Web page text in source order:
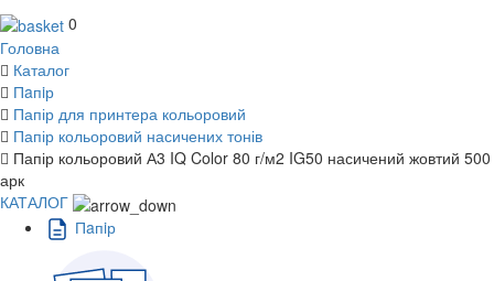
0
Головна
Каталог
Пaпiр
Папір для принтера кольоровий
Папір кольоровий насичених тонів
Папір кольоровий А3 IQ Color 80 г/м2 IG50 насичений жовтий 500
арк
КАТАЛОГ
Пaпiр